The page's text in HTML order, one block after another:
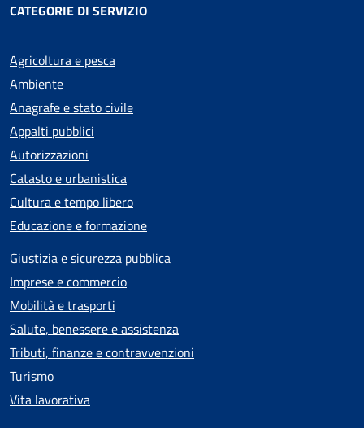
CATEGORIE DI SERVIZIO
Agricoltura e pesca
Ambiente
Anagrafe e stato civile
Appalti pubblici
Autorizzazioni
Catasto e urbanistica
Cultura e tempo libero
Educazione e formazione
Giustizia e sicurezza pubblica
Imprese e commercio
Mobilità e trasporti
Salute, benessere e assistenza
Tributi, finanze e contravvenzioni
Turismo
Vita lavorativa